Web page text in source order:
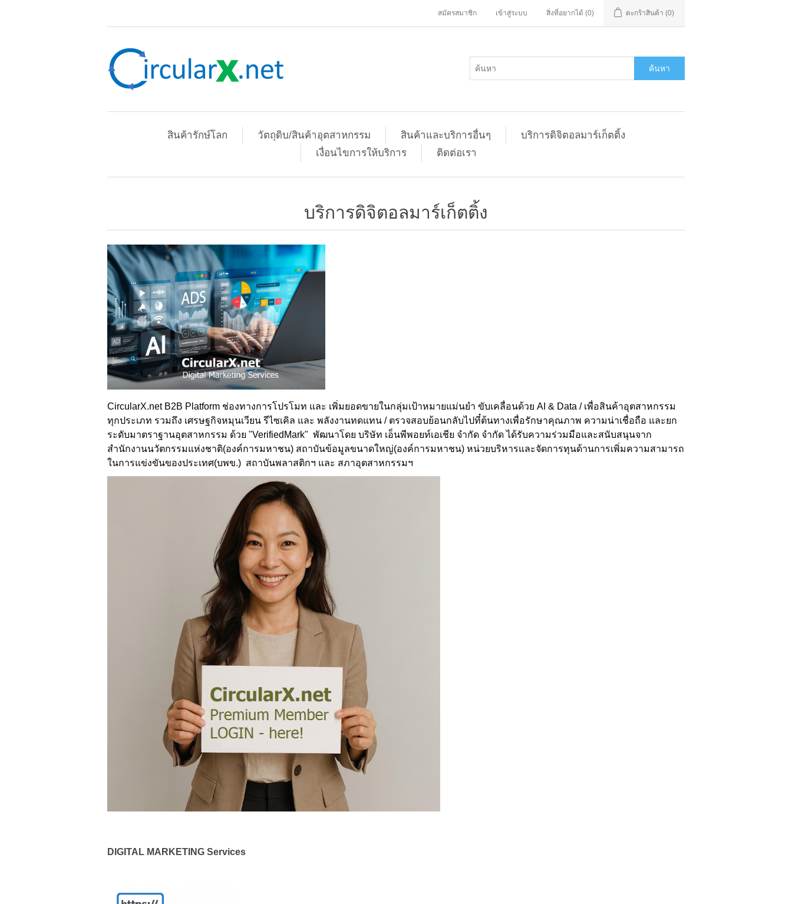
สมัครสมาชิก เข้าสู่ระบบ สิ่งที่อยากได้ (0) ตะกร้าสินค้า (0)
ค้นหา
สินค้ารักษ์โลก วัตถุดิบ/สินค้าอุตสาหกรรม สินค้าและบริการอื่นๆ
บริการดิจิตอลมาร์เก็ตติ้ง
เงื่อนไขการให้บริการ
ติดต่อเรา
บริการดิจิตอลมาร์เก็ตติ้ง
CircularX.net B2B Platform ช่องทางการโปรโมท และ เพิ่มยอดขายในกลุ่มเป้าหมายแม่นยำ ขับเคลื่อนด้วย AI & Data / เพื่อสินค้าอุตสาหกรรม
ทุกประเภท รวมถึง เศรษฐกิจหมุนเวียน รีไซเคิล และ พลังงานทดแทน / ตรวจสอบย้อนกลับไปที๋ต้นทางเพื่อรักษาคุณภาพ ความน่าเชื่อถือ และยก
ระดับมาตราฐานอุตสาหกรรม ด้วย "VerifiedMark" พัฒนาโดย บริษัท เอ็นพีพอยท์เอเชีย จำกัด จำกัด ได้รับความร่วมมือและสนับสนุนจาก
สำนักงานนวัตกรรมแห่งชาติ(องค์การมหาชน) สถาบันข้อมูลขนาดใหญ่(องค์การมหาชน) หน่วยบริหารและจัดการทุนด้านการเพิ่มความสามารถ
ในการแข่งขันของประเทศ(บพข.) สถาบันพลาสติกฯ และ สภาอุตสาหกรรมฯ
DIGITAL MARKETING Services